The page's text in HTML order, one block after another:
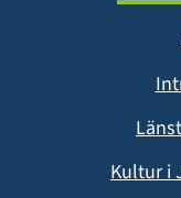
Kultur i